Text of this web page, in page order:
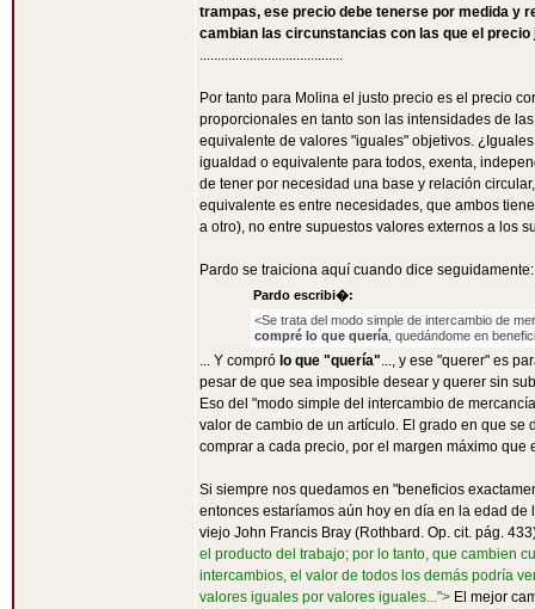
trampas, ese precio debe tenerse por medida y
cambian las circunstancias con las que el
........................................
Por tanto para Molina el justo precio es el precio
proporcionales en tanto son las intensidades de
equivalente de valores "iguales" objetivos.
igualdad o equivalente para todos, exenta,
de tener por necesidad una base y relación
equivalente es entre necesidades, que ambos
a otro), no entre supuestos valores externos a los
Pardo se traiciona aquí cuando dice seguidamente:
Pardo escribi�:
<Se trata del modo simple de intercambio de
compré lo que quería , quedándome en
... Y compró lo que "quería"..., y ese "querer" es
pesar de que sea imposible desear y querer sin
Eso del "modo simple del intercambio de
valor de cambio de un artículo. El grado en que
comprar a cada precio, por el margen máximo que
Si siempre nos quedamos en "beneficios
entonces estaríamos aún hoy en día en la edad
viejo John Francis Bray (Rothbard. Op. cit. pág.
el producto del trabajo; por lo tanto, que cambien
intercambios, el valor de todos los demás podría
valores iguales por valores iguales..."> El mejor